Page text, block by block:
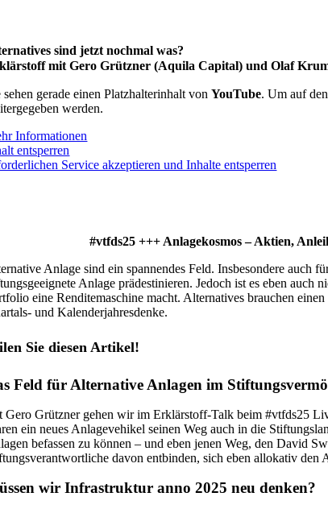
sind jetzt nochmal was?
mit Gero Grützner (Aquila Capital) und Olaf
sehen gerade einen Platzhalterinhalt vonYouTube. Um auf
werden.
Informationen
entsperren
Service akzeptieren und Inhalte entsperren
#vtfds25 +++ Anlagekosmos – Aktien,
Anlage sind ein spannendes Feld. Insbesondere auch
Anlage prädestinieren. Jedoch ist es eben auch
eine Renditemaschine macht. Alternatives brauchen
und Kalenderjahresdenke.
Sie diesen Artikel!
Feld für Alternative Anlagen im
Gero Grützner gehen wir im Erklärstoff-Talk beim #vtfds25
ein neues Anlagevehikel seinen Weg auch in die
befassen zu können – und eben jenen Weg, den David
davon entbinden, sich eben allokativ
wir Infrastruktur anno 2025 neu denken?